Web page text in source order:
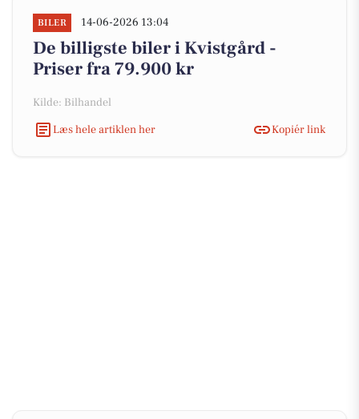
BILER 14-06-2026 13:04
De billigste biler i Kvistgård -
Priser fra 79.900 kr
Kilde: Bilhandel
Læs hele artiklen her
Kopiér link